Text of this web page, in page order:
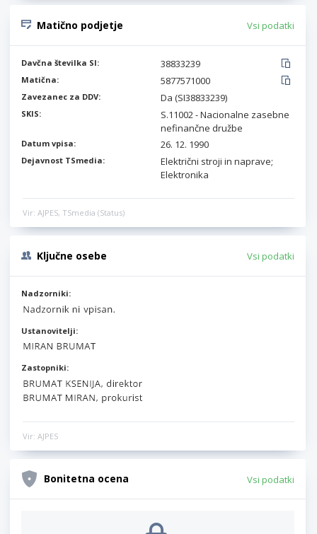
Matično podjetje Vsi podatki
Davčna številka SI: 38833239
Matična: 5877571000
Zavezanec za DDV: Da (SI38833239)
SKIS:
S.11002 - Nacionalne zasebne
nefinančne družbe
Datum vpisa: 26. 12. 1990
Dejavnost TSmedia:
Električni stroji in naprave;
Elektronika
Vir: AJPES, TSmedia (Status)
Ključne osebe Vsi podatki
Nadzorniki:
Ustanovitelji:
Zastopniki:
Vir: AJPES
Bonitetna ocena Vsi podatki